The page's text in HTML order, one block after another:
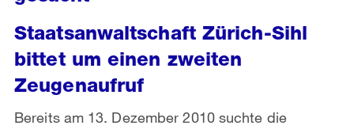
Staatsanwaltschaft Zürich-Sihl
bittet um einen zweiten
Zeugenaufruf
Bereits am 13. Dezember 2010 suchte die